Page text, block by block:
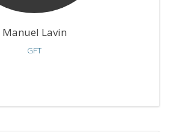
Manuel Lavin
GFT